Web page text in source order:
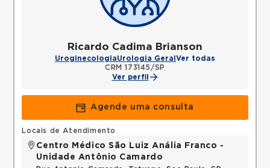
Ricardo Cadima Brianson
UroginecologiaUrologia Geral Ver todas
CRM 173145/SP
Ver perfil
Agende uma consulta
Locais de Atendimento
Centro Médico São Luiz Anália Franco -
Unidade Antônio Camardo